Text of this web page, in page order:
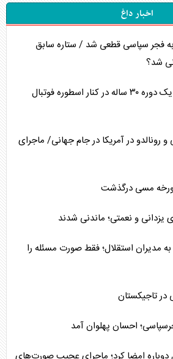
اخبار داغ
به فجر سپاسی قطعی شد / ستاره سابق
شد؟
درگذشت مسی؛ پایان یک دوره ۳۰ ساله در کنار اسطوره فوتبال
رونالدو در آمریکا در جام جهانی/ ماجرای
مسی درگذشت
یزدانی و نعمتی؛ ماندنی شدند
مدیران استقلال؛ فقط صورت مسئله را
در تاجیکستان
احسان پهلوان آمد